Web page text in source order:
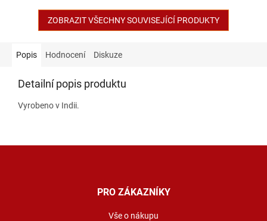
ZOBRAZIT VŠECHNY SOUVISEJÍCÍ PRODUKTY
Popis Hodnocení Diskuze
Detailní popis produktu
Vyrobeno v Indii.
PRO ZÁKAZNÍKY
Vše o nákupu